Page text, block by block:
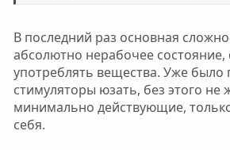
В последний раз основная
абсолютно нерабочее состояние,
употреблять вещества. Уже было
стимуляторы юзать, без этого не
минимально действующие,
себя.